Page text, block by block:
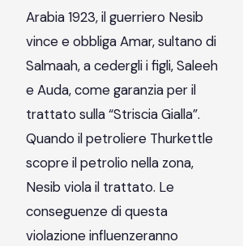
Arabia 1923, il guerriero Nesib
vince e obbliga Amar, sultano di
Salmaah, a cedergli i figli, Saleeh
e Auda, come garanzia per il
trattato sulla “Striscia Gialla”.
Quando il petroliere Thurkettle
scopre il petrolio nella zona,
Nesib viola il trattato. Le
conseguenze di questa
violazione influenzeranno